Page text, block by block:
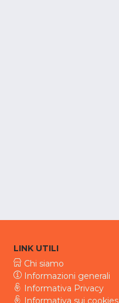
LINK UTILI
Chi siamo
Informazioni generali
Informativa Privacy